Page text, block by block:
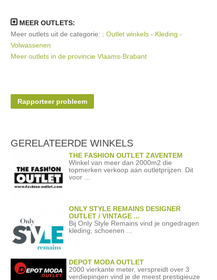
MEER OUTLETS:
Meer outlets uit de categorie: :Outlet winkels - Kleding -
Volwassenen
Meer outlets in de provincie Vlaams-Brabant
Rapporteer probleem
GERELATEERDEWINKELS
THE FASHION OUTLET ZAVENTEM
Winkel van meer dan 2000m2 die
topmerken verkoop aan outletprijzen. Dit
voor ...
ONLY STYLE REMAINS DESIGNER
OUTLET / VINTAGE ...
Bij Only Style Remains vind je ongedragen
kleding, schoenen ...
DEPOT MODA OUTLET
2000 vierkante meter, verspreidt over 3
verdiepingen vind je de meest prestigieuze